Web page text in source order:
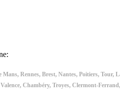
Rennes, Brest, Nantes, Poitiers,
Chambéry, Troyes, Clermont-